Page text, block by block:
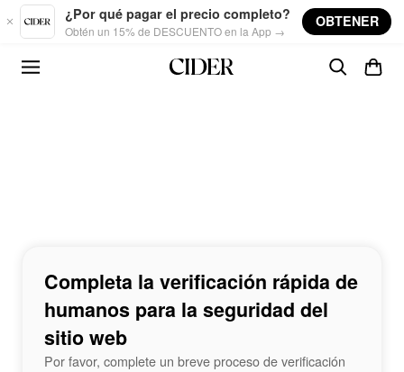
Skip to main content
¿Por qué pagar el precio completo?
Obtén un 15% de DESCUENTO en la App →
OBTENER
Completa la verificación rápida de
humanos para la seguridad del
sitio web
Por favor, complete un breve proceso de verificación